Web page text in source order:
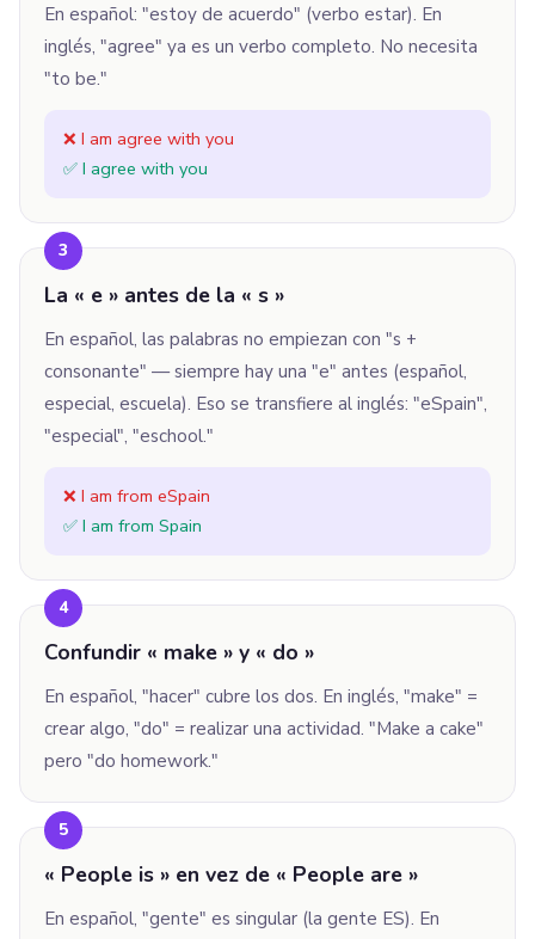
En español: "estoy de acuerdo" (verbo estar). En
inglés, "agree" ya es un verbo completo. No necesita
"to be."
❌ I am agree with you
✅ I agree with you
3
La « e » antes de la « s »
En español, las palabras no empiezan con "s +
consonante" — siempre hay una "e" antes (español,
especial, escuela). Eso se transfiere al inglés: "eSpain",
"especial", "eschool."
❌ I am from eSpain
✅ I am from Spain
4
Confundir « make » y « do »
En español, "hacer" cubre los dos. En inglés, "make" =
crear algo, "do" = realizar una actividad. "Make a cake"
pero "do homework."
5
« People is » en vez de « People are »
En español, "gente" es singular (la gente ES). En